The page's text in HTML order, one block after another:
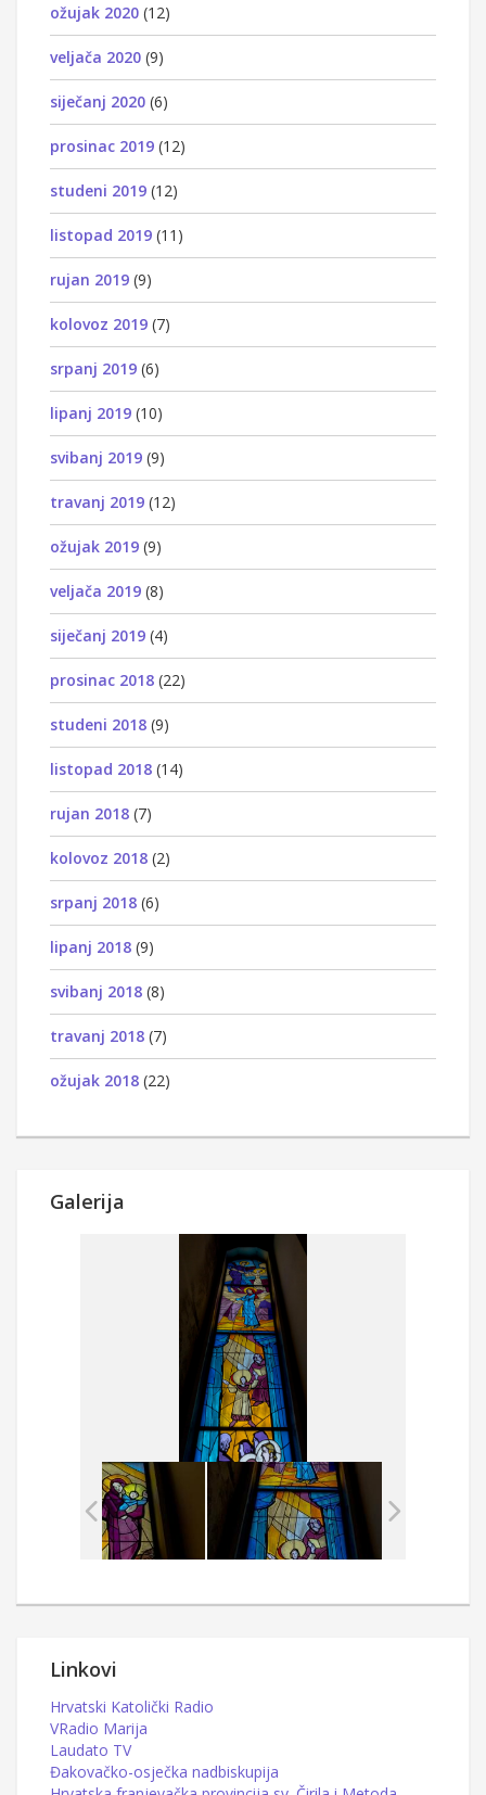
ožujak 2020 (12)
veljača 2020 (9)
siječanj 2020 (6)
prosinac 2019 (12)
studeni 2019 (12)
listopad 2019 (11)
rujan 2019 (9)
kolovoz 2019 (7)
srpanj 2019 (6)
lipanj 2019 (10)
svibanj 2019 (9)
travanj 2019 (12)
ožujak 2019 (9)
veljača 2019 (8)
siječanj 2019 (4)
prosinac 2018 (22)
studeni 2018 (9)
listopad 2018 (14)
rujan 2018 (7)
kolovoz 2018 (2)
srpanj 2018 (6)
lipanj 2018 (9)
svibanj 2018 (8)
travanj 2018 (7)
ožujak 2018 (22)
Galerija
Linkovi
Hrvatski Katolički Radio
VRadio Marija
Laudato TV
Đakovačko-osječka nadbiskupija